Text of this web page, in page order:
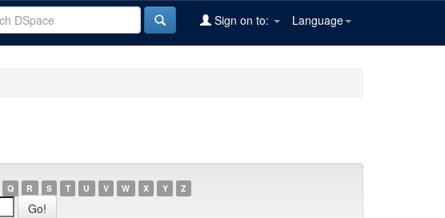
Language
Sign on to:
Q R S T U V W X Y Z